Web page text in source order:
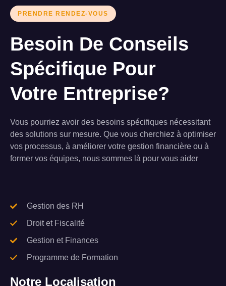
PRENDRE RENDEZ-VOUS
Besoin De Conseils
Spécifique Pour
Votre Entreprise?
Vous pourriez avoir des besoins spécifiques nécessitant
des solutions sur mesure. Que vous cherchiez à optimiser
vos processus, à améliorer votre gestion financière ou à
former vos équipes, nous sommes là pour vous aider
Gestion des RH
Droit et Fiscalité
Gestion et Finances
Programme de Formation
Notre Localisation